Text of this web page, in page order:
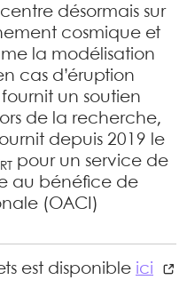
désormais sur
cosmique et
la modélisation
cas d’éruption
fournit un soutien
de la recherche,
fournit depuis 2019 le
RT pour un service de
au bénéfice de
(OACI)
est disponible ici